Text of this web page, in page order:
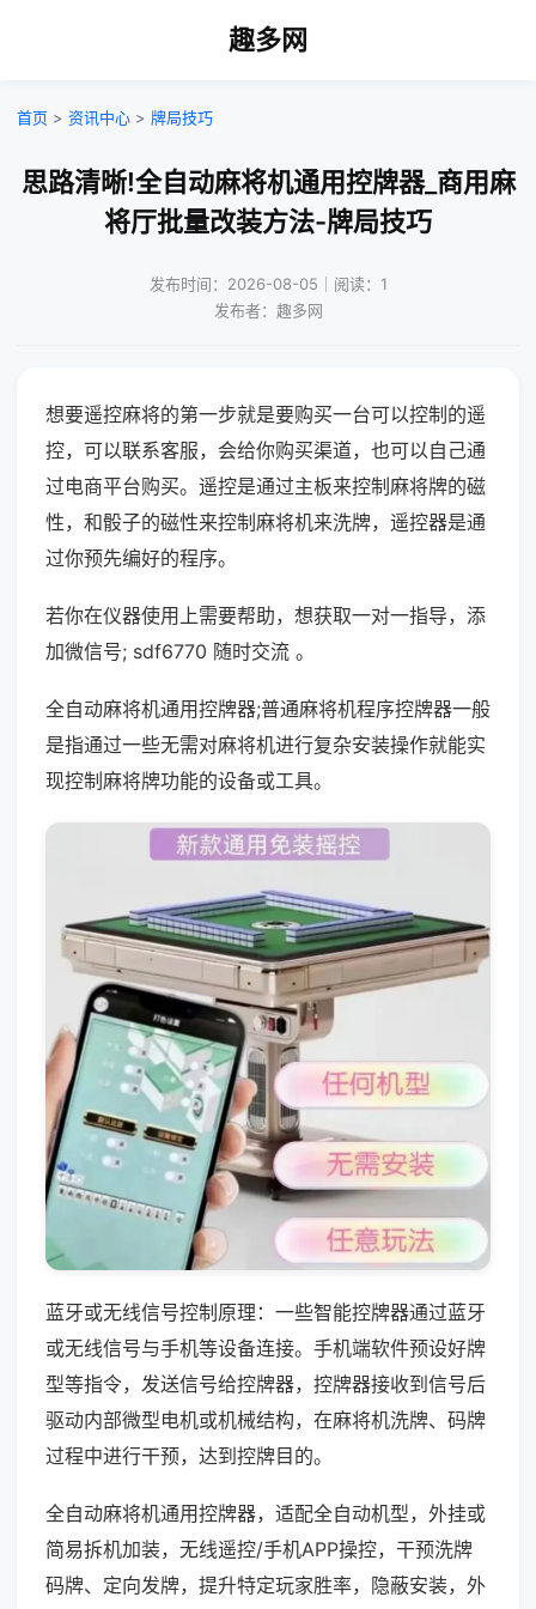
趣多网
首页 > 资讯中心 > 牌局技巧
思路清晰!全自动麻将机通用控牌器_商用麻
将厅批量改装方法-牌局技巧
发布时间：2026-08-05｜阅读：1
发布者：趣多网
想要遥控麻将的第一步就是要购买一台可以控制的遥
控，可以联系客服，会给你购买渠道，也可以自己通
过电商平台购买。遥控是通过主板来控制麻将牌的磁
性，和骰子的磁性来控制麻将机来洗牌，遥控器是通
过你预先编好的程序。
若你在仪器使用上需要帮助，想获取一对一指导，添
加微信号; sdf6770 随时交流 。
全自动麻将机通用控牌器;普通麻将机程序控牌器一般
是指通过一些无需对麻将机进行复杂安装操作就能实
现控制麻将牌功能的设备或工具。
蓝牙或无线信号控制原理：一些智能控牌器通过蓝牙
或无线信号与手机等设备连接。手机端软件预设好牌
型等指令，发送信号给控牌器，控牌器接收到信号后
驱动内部微型电机或机械结构，在麻将机洗牌、码牌
过程中进行干预，达到控牌目的。
全自动麻将机通用控牌器，适配全自动机型，外挂或
简易拆机加装，无线遥控/手机APP操控，干预洗牌
码牌、定向发牌，提升特定玩家胜率，隐蔽安装，外